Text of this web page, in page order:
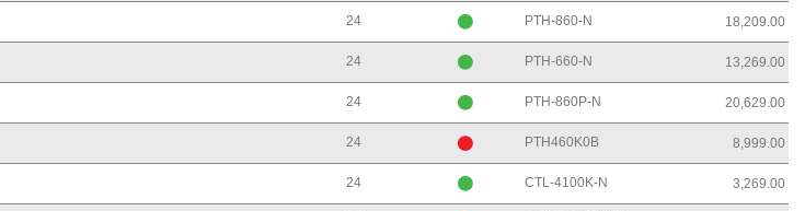
24 PTH-860-N 18,209.00
24 PTH-660-N 13,269.00
24 PTH-860P-N 20,629.00
24 PTH460K0B 8,999.00
24 CTL-4100K-N 3,269.00